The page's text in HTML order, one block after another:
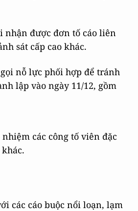
nhận được đơn tố cáo liên
sát cấp cao khác.
nỗ lực phối hợp để tránh
lập vào ngày 11/12, gồm
các công tố viên đặc
các cáo buộc nổi loạn, lạm